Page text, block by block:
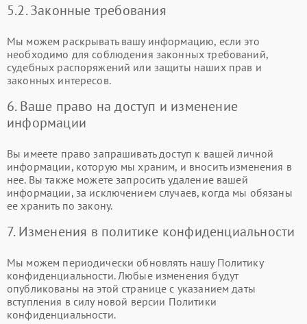
5.2. Законные требования
Мы можем раскрывать вашу информацию, если это
необходимо для соблюдения законных требований,
судебных распоряжений или защиты наших прав и
законных интересов.
6. Ваше право на доступ и изменение
информации
Вы имеете право запрашивать доступ к вашей личной
информации, которую мы храним, и вносить изменения в
нее. Вы также можете запросить удаление вашей
информации, за исключением случаев, когда мы обязаны
ее хранить по закону.
7. Изменения в политике конфиденциальности
Мы можем периодически обновлять нашу Политику
конфиденциальности. Любые изменения будут
опубликованы на этой странице с указанием даты
вступления в силу новой версии Политики
конфиденциальности.